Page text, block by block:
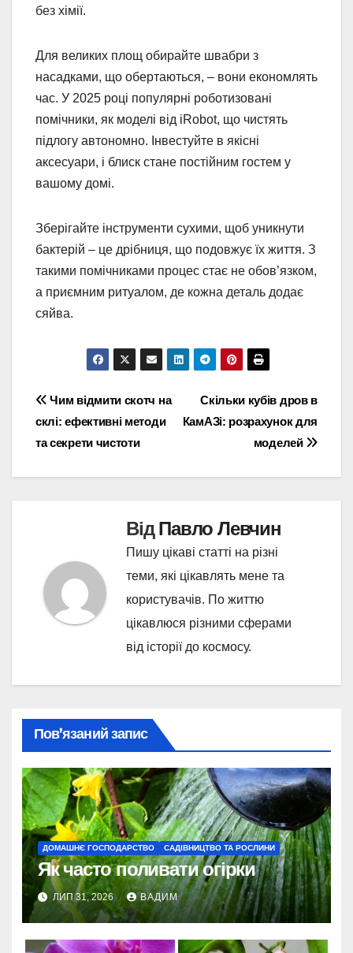
без хімії.
Для великих площ обирайте швабри з
насадками, що обертаються, – вони економлять
час. У 2025 році популярні роботизовані
помічники, як моделі від iRobot, що чистять
підлогу автономно. Інвестуйте в якісні
аксесуари, і блиск стане постійним гостем у
вашому домі.
Зберігайте інструменти сухими, щоб уникнути
бактерій – це дрібниця, що подовжує їх життя. З
такими помічниками процес стає не обов’язком,
а приємним ритуалом, де кожна деталь додає
сяйва.
Навігація
записів
Скільки кубів дров в
КамАЗі: розрахунок для
моделей
Чим відмити скотч на
склі: ефективні методи
та секрети чистоти
ВідПавло Левчин
Пишу цікаві статті на різні
теми, які цікавлять мене та
користувачів. По життю
цікавлюся різними сферами
від історії до космосу.
Пов’язаний запис
ДОМАШНЄ ГОСПОДАРСТВО САДІВНИЦТВО ТА РОСЛИНИ
Як часто поливати огірки
ЛИП 31, 2026 ВАДИМ